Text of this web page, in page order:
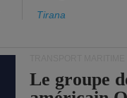
Tirana
Le groupe